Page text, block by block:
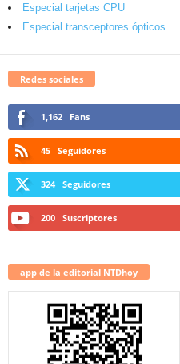
Especial tarjetas CPU
Especial transceptores ópticos
Redes sociales
1,162 Fans
45 Seguidores
324 Seguidores
200 Suscriptores
app de la editorial NTDhoy